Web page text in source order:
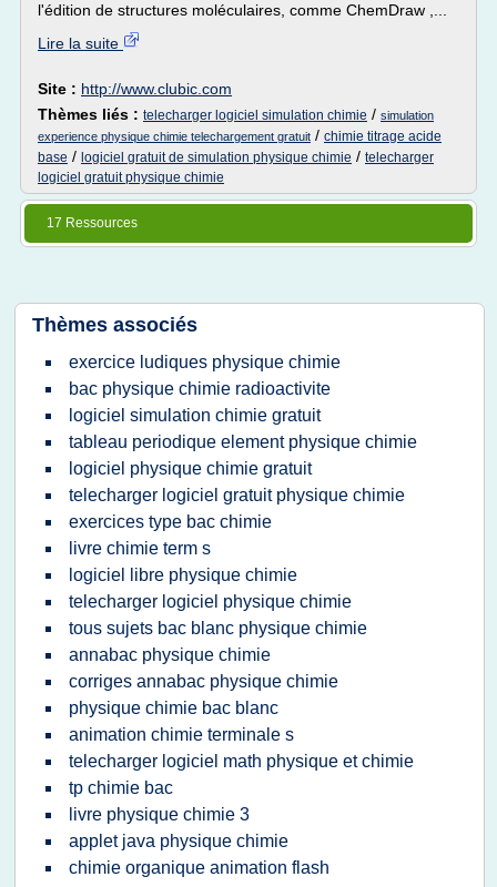
l'édition de structures moléculaires, comme ChemDraw ,...
Lire la suite
Site : http://www.clubic.com
Thèmes liés : telecharger logiciel simulation chimie / simulation
experience physique chimie telechargement gratuit / chimie titrage acide
base / logiciel gratuit de simulation physique chimie / telecharger
logiciel gratuit physique chimie
17 Ressources
Thèmes associés
exercice ludiques physique chimie
bac physique chimie radioactivite
logiciel simulation chimie gratuit
tableau periodique element physique chimie
logiciel physique chimie gratuit
telecharger logiciel gratuit physique chimie
exercices type bac chimie
livre chimie term s
logiciel libre physique chimie
telecharger logiciel physique chimie
tous sujets bac blanc physique chimie
annabac physique chimie
corriges annabac physique chimie
physique chimie bac blanc
animation chimie terminale s
telecharger logiciel math physique et chimie
tp chimie bac
livre physique chimie 3
applet java physique chimie
chimie organique animation flash